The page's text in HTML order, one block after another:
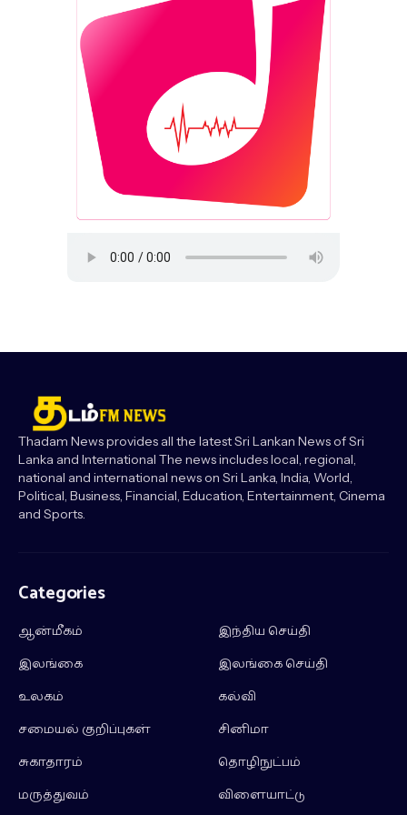
Thadam News provides all the latest Sri Lankan News of Sri
Lanka and International The news includes local, regional,
national and international news on Sri Lanka, India, World,
Political, Business, Financial, Education, Entertainment, Cinema
and Sports.
Categories
ஆன்மீகம்
இந்திய செய்தி
இலங்கை
இலங்கை செய்தி
உலகம்
கல்வி
சமையல் குறிப்புகள்
சினிமா
சுகாதாரம்
தொழிநுட்பம்
மருத்துவம்
விளையாட்டு